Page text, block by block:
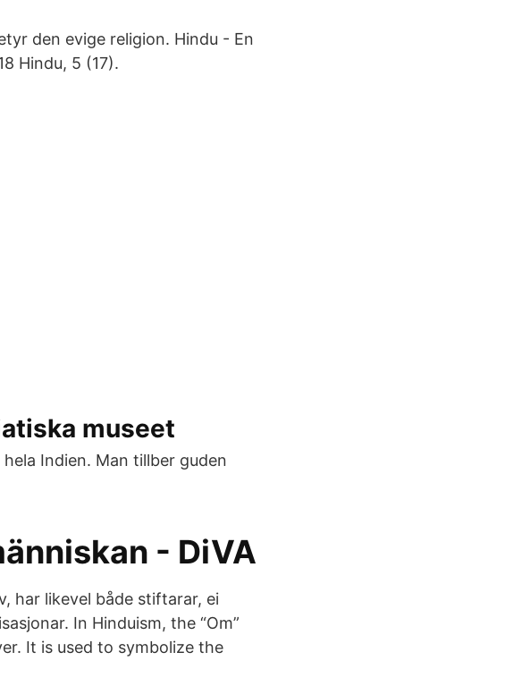
den evige religion. Hindu - En
Hindu, 5 (17).
museet
Indien. Man tillber guden
- DiVA
har likevel både stiftarar, ei
In Hinduism, the “Om”
It is used to symbolize the